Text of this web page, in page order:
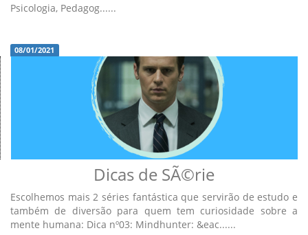
Psicologia, Pedagog......
08/01/2021
Dicas de SÃ©rie
Escolhemos mais 2 séries fantástica que servirão de estudo e
também de diversão para quem tem curiosidade sobre a
mente humana: Dica nº03: Mindhunter: &eac......